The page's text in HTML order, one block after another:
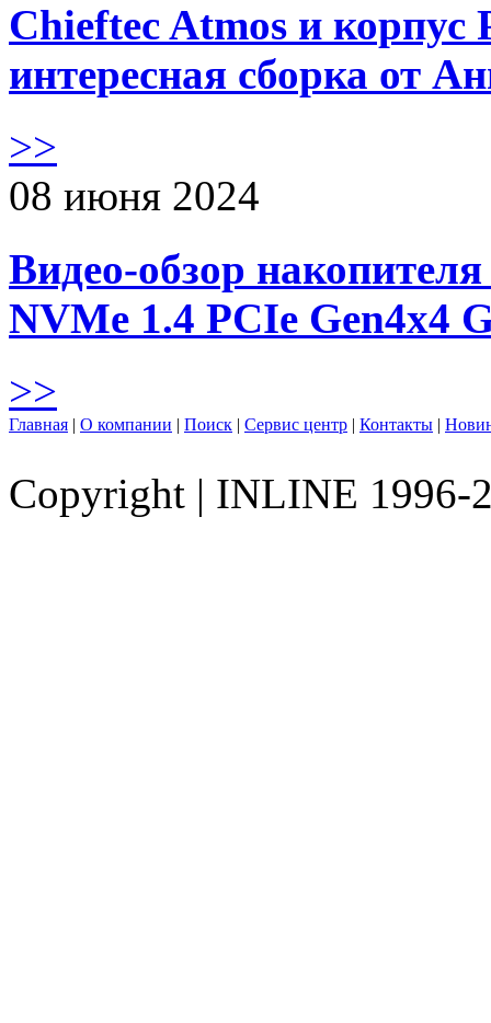
Chieftec Atmos и корпус
интересная сборка от
>>
08 июня 2024
Видео-обзор
NVMe 1.4 PCIe Gen4х4
>>
Главная | О компании | Поиск | Сервис центр | Контакты |
Copyright | INLINE 1996-